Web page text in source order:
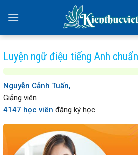
Luyện ngữ điệu tiếng Anh chuẩn
Nguyễn Cảnh Tuấn,
Giảng viên
4147 học viên đăng ký học